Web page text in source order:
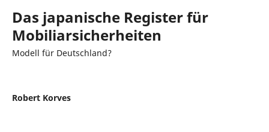
Das japanische Register für
Mobiliarsicherheiten
Modell für Deutschland?
Robert Korves